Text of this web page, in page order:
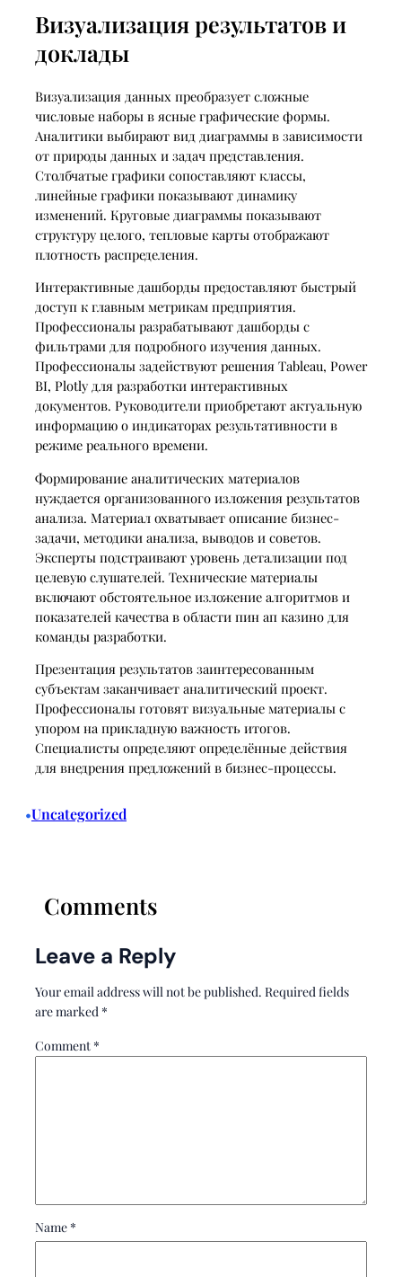
Визуализация результатов и
доклады
Визуализация данных преобразует сложные
числовые наборы в ясные графические формы.
Аналитики выбирают вид диаграммы в зависимости
от природы данных и задач представления.
Столбчатые графики сопоставляют классы,
линейные графики показывают динамику
изменений. Круговые диаграммы показывают
структуру целого, тепловые карты отображают
плотность распределения.
Интерактивные дашборды предоставляют быстрый
доступ к главным метрикам предприятия.
Профессионалы разрабатывают дашборды с
фильтрами для подробного изучения данных.
Профессионалы задействуют решения Tableau, Power
BI, Plotly для разработки интерактивных
документов. Руководители приобретают актуальную
информацию о индикаторах результативности в
режиме реального времени.
Формирование аналитических материалов
нуждается организованного изложения результатов
анализа. Материал охватывает описание бизнес-
задачи, методики анализа, выводов и советов.
Эксперты подстраивают уровень детализации под
целевую слушателей. Технические материалы
включают обстоятельное изложение алгоритмов и
показателей качества в области пин ап казино для
команды разработки.
Презентация результатов заинтересованным
субъектам заканчивает аналитический проект.
Профессионалы готовят визуальные материалы с
упором на прикладную важность итогов.
Специалисты определяют определённые действия
для внедрения предложений в бизнес-процессы.
•Uncategorized
Comments
Leave a Reply
Your email address will not be published. Required fields
are marked *
Comment *
Name *